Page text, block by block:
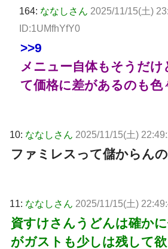
164: ななしさん 2025/11/15(土)
ID:1UMfhYfY0
>>9
メニュー自体もそうだけ
て価格に差があるのも色
10: ななしさん 2025/11/15(土)
ファミレスって儲からん
11: ななしさん 2025/11/15(土)
資すけさんうどんは確か
がガストも少しは残して欲